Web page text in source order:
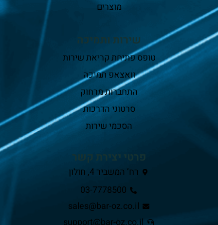
מוצרים
שירות ותמיכה
טופס פתיחת קריאת שירות
וואצאפ תמיכה
התחברות מרחוק
סרטוני הדרכות
הסכמי שירות
פרטי יצירת קשר
רח’ המשביר 4, חולון
03-7778500
sales@bar-oz.co.il
support@bar-oz.co.il